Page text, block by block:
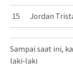
15 Jordan
Sampai saat ini,
laki-laki